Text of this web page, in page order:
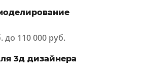
до 110 000 руб.
3д дизайнера